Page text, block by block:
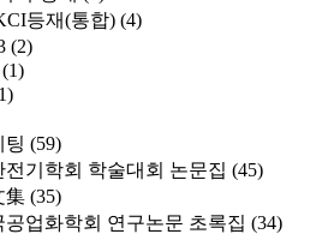
등재(통합) (4)
(2)
(1)
팅 (59)
전기학회 학술대회 논문집 (45)
集 (35)
공업화학회 연구논문 초록집 (34)